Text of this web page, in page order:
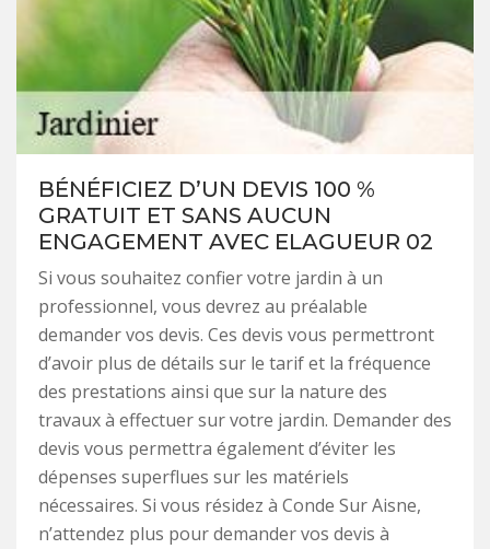
BÉNÉFICIEZ D’UN DEVIS 100 %
GRATUIT ET SANS AUCUN
ENGAGEMENT AVEC ELAGUEUR 02
Si vous souhaitez confier votre jardin à un
professionnel, vous devrez au préalable
demander vos devis. Ces devis vous permettront
d’avoir plus de détails sur le tarif et la fréquence
des prestations ainsi que sur la nature des
travaux à effectuer sur votre jardin. Demander des
devis vous permettra également d’éviter les
dépenses superflues sur les matériels
nécessaires. Si vous résidez à Conde Sur Aisne,
n’attendez plus pour demander vos devis à